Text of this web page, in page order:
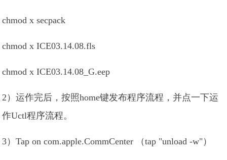
chmod x secpack
chmod x ICE03.14.08.fls
chmod x ICE03.14.08_G.eep
2）运作完后，按照home键发布程序流程，并点一下运
作Uctl程序流程。
3）Tap on com.apple.CommCenter （tap "unload -w"）